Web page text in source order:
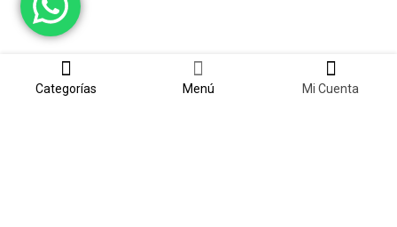
Categorías Menú Mi Cuenta